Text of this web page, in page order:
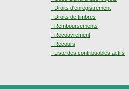
- Droits d'enregistrement
- Droits de timbres
- Remboursements
- Recouvrement
- Recours
- Liste des contribuables actifs